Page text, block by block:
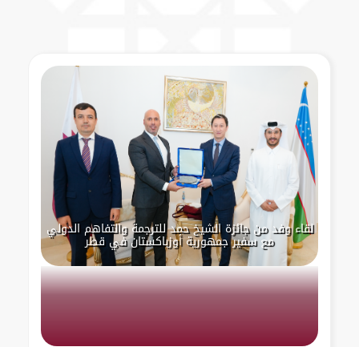
لقاء وفد من جائزة الشيخ حمد للترجمة والتفاهم الدولي
مع سفير جمهورية أوزباكستان في قطر